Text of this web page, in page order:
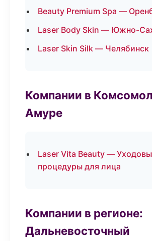
Beauty Premium Spa —
Laser Body Skin — Южно-
Laser Skin Silk — Челябинск
Компании в
Амуре
Laser Vita Beauty —
процедуры для лица
Компании в регионе:
Дальневосточный